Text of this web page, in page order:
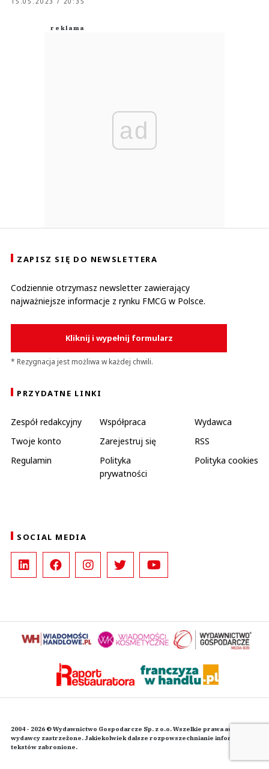
ad
ZAPISZ SIĘ DO NEWSLETTERA
Codziennie otrzymasz newsletter zawierający
najważniejsze informacje z rynku FMCG w Polsce.
Kliknij i wypełnij formularz
* Rezygnacja jest możliwa w każdej chwili.
PRZYDATNE LINKI
Zespół redakcyjny Współpraca
Wydawca
Twoje konto
Zarejestruj się
RSS
Regulamin
Polityka
prywatności
Polityka cookies
SOCIAL MEDIA
2004 - 2026 © Wydawnictwo Gospodarcze Sp. z o.o. Wszelkie prawa autorskie
wydawcy zastrzeżone. Jakiekolwiek dalsze rozpowszechnianie informacji i
tekstów zabronione.